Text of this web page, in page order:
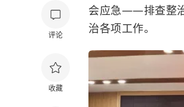
评论
收藏
会应急——排查整
治各项工作。